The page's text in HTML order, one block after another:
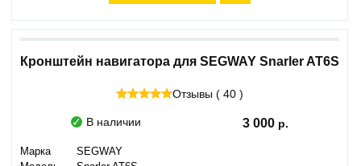
Кронштейн навигатора для SEGWAY Snarler AT6S
Отзывы ( 40 )
В наличии 3 000
Марка
SEGWAY